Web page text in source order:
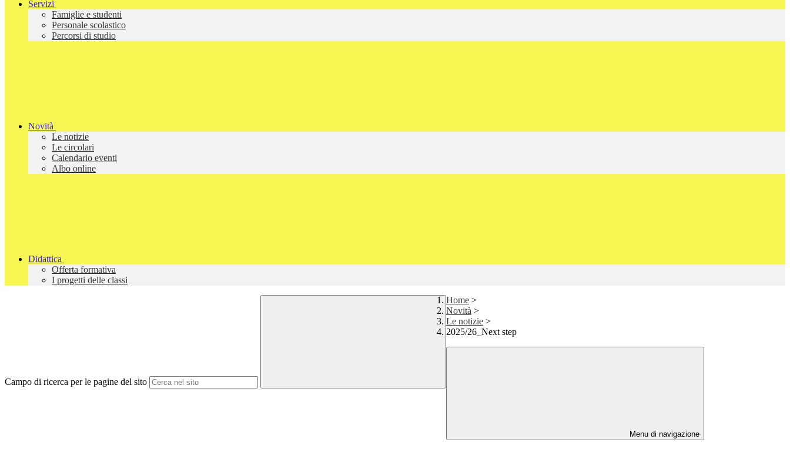
Servizi
Famiglie e studenti
Personale scolastico
Percorsi di studio
Novità
Le notizie
Le circolari
Calendario eventi
Albo online
Didattica
Offerta formativa
I progetti delle classi
Campo di ricerca per le pagine del sito
Home >
Novità >
Le notizie >
2025/26_Next step
Menu di navigazione